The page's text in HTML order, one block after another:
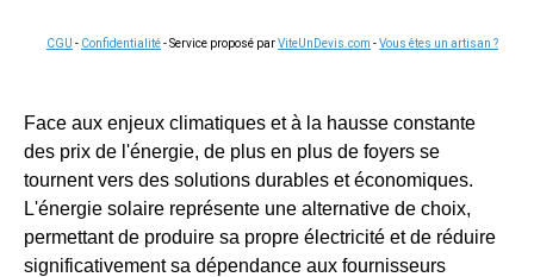
CGU - Confidentialité- Service proposé parViteUnDevis.com -Vous êtes un artisan ?
Face aux enjeux climatiques et à la hausse constante
des prix de l'énergie, de plus en plus de foyers se
tournent vers des solutions durables et économiques.
L'énergie solaire représente une alternative de choix,
permettant de produire sa propre électricité et de réduire
significativement sa dépendance aux fournisseurs